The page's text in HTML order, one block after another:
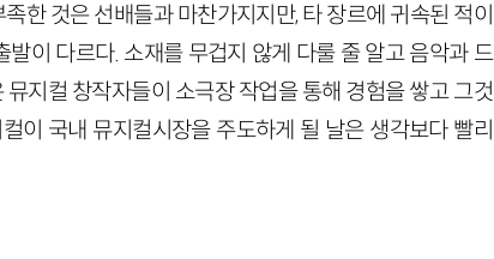
한 것은 선배들과 마찬가지지만, 타 장르에 귀속된 적이
이 다르다. 소재를 무겁지 않게 다룰 줄 알고 음악과 드
지컬 창작자들이 소극장 작업을 통해 경험을 쌓고 그것
이 국내 뮤지컬시장을 주도하게 될 날은 생각보다 빨리